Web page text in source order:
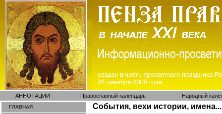
АННОТАЦИИ Православный календарь Народный
ГЛАВНАЯ
События, вехи истории, имена...